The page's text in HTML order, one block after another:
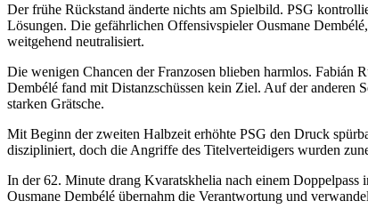
Der frühe Rückstand änderte nichts am Spielbild. PSG
Lösungen. Die gefährlichen Offensivspieler Ousmane
weitgehend neutralisiert.
Die wenigen Chancen der Franzosen blieben harmlos. Fabián
Dembélé fand mit Distanzschüssen kein Ziel. Auf der anderen
starken Grätsche.
Mit Beginn der zweiten Halbzeit erhöhte PSG den Druck
diszipliniert, doch die Angriffe des Titelverteidigers wurden
In der 62. Minute drang Kvaratskhelia nach einem
Ousmane Dembélé übernahm die Verantwortung und